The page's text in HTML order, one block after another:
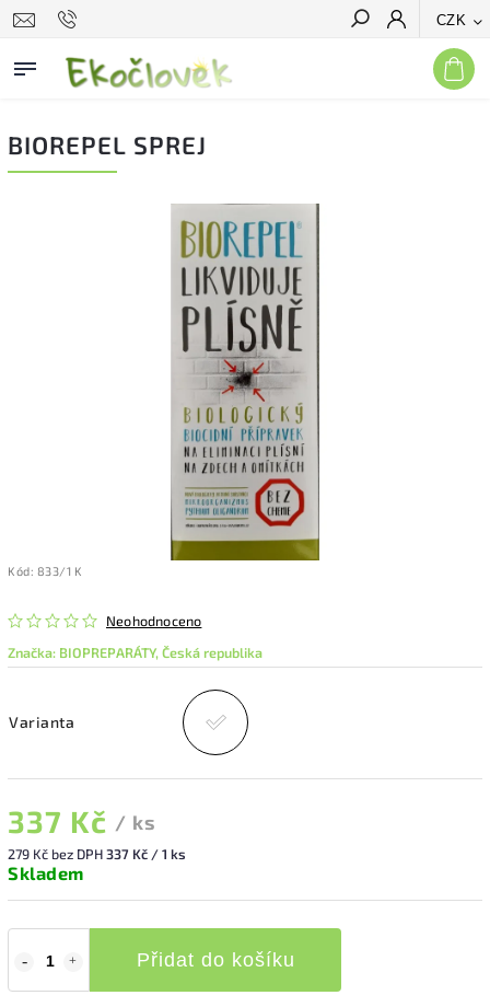
CZK
Hledat
BIOREPEL SPREJ
Kód: 833/1 K
Neohodnoceno
Značka: BIOPREPARÁTY, Česká republika
Varianta
337 Kč / ks
279 Kč bez DPH337 Kč / 1 ks
Skladem
Přidat do košíku